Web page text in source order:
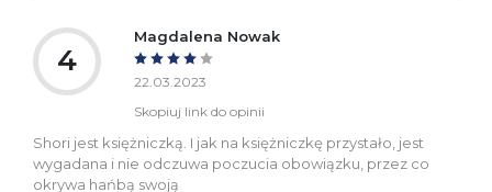
4
Magdalena Nowak
22.03.2023
Skopiuj link do opinii
Shori jest księżniczką. I jak na księżniczkę przystało, jest
wygadana i nie odczuwa poczucia obowiązku, przez co
okrywa hańbą swoją